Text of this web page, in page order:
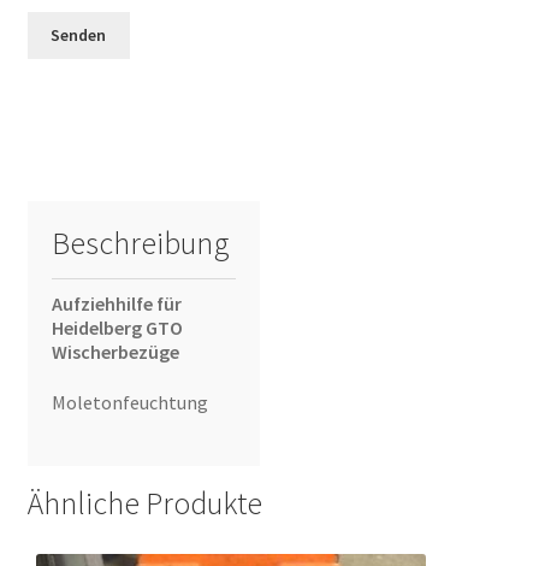
Beschreibung
Aufziehhilfe für
Heidelberg GTO
Wischerbezüge
Moletonfeuchtung
Ähnliche Produkte